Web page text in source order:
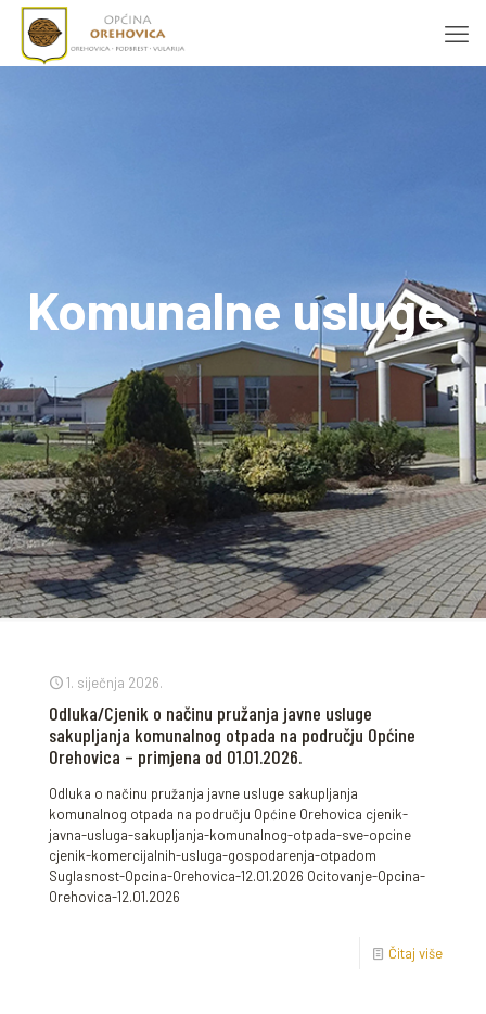
Komunalne usluge
1. siječnja 2026.
Odluka/Cjenik o načinu pružanja javne usluge
sakupljanja komunalnog otpada na području Općine
Orehovica – primjena od 01.01.2026.
Odluka o načinu pružanja javne usluge sakupljanja
komunalnog otpada na području Općine Orehovica cjenik-
javna-usluga-sakupljanja-komunalnog-otpada-sve-opcine
cjenik-komercijalnih-usluga-gospodarenja-otpadom
Suglasnost-Opcina-Orehovica-12.01.2026 Ocitovanje-Opcina-
Orehovica-12.01.2026
Čitaj više